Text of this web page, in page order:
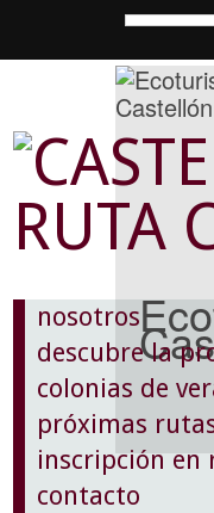
nosotros
descubre la
colonias de
próximas
inscripción en
contacto